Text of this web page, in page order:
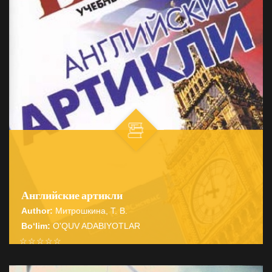
Английские артикли
Author: Митрошкина, Т. В.
Bo‘lim: O'QUV ADABIYOTLAR
☆
☆
☆
☆
☆
Справочник содержит подробные сведения о системе